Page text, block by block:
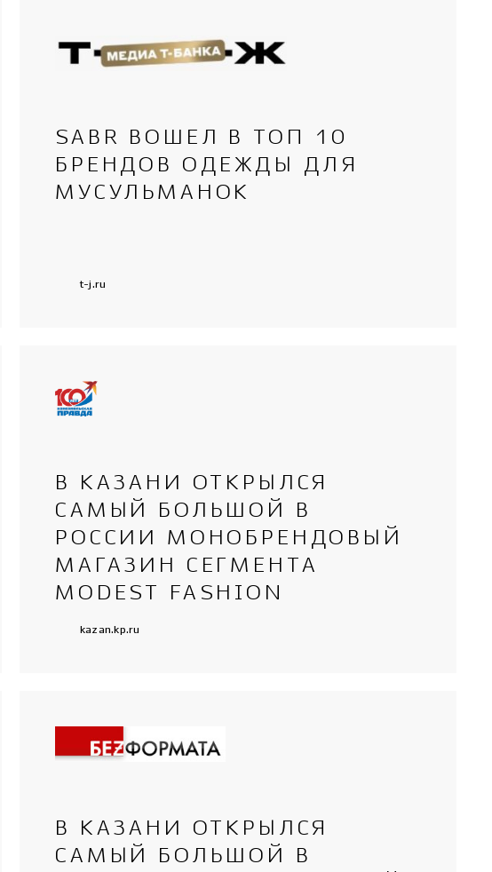
SABR ВОШЕЛ В ТОП 10
БРЕНДОВ ОДЕЖДЫ ДЛЯ
МУСУЛЬМАНОК
t-j.ru
В КАЗАНИ ОТКРЫЛСЯ
САМЫЙ БОЛЬШОЙ В
РОССИИ МОНОБРЕНДОВЫЙ
МАГАЗИН СЕГМЕНТА
MODEST FASHION
kazan.kp.ru
В КАЗАНИ ОТКРЫЛСЯ
САМЫЙ БОЛЬШОЙ В